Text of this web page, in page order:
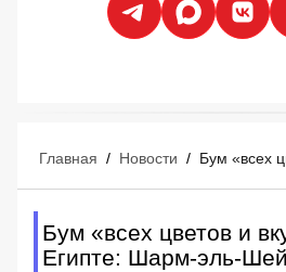
Главная / Новости /
Бум «всех цветов и
Египте: Шарм-эль-